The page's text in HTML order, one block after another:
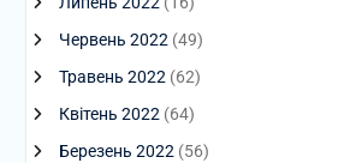
Червень 2022 (49)
Травень 2022 (62)
Квітень 2022 (64)
Березень 2022 (56)